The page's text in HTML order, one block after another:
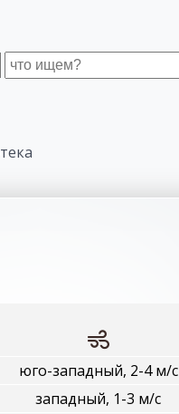
юго-западный, 2-4 м/с
западный, 1-3 м/с